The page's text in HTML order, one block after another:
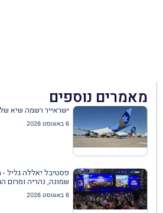
מאמרים נוספים
ישראייר רשמה שיא של 90 טיסות ביום
6 באוגוסט 2026
פסטיבל יאללה גליל -
שמונה, נהריה ומרום
6 באוגוסט 2026